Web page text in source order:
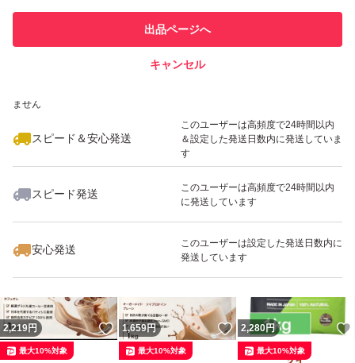
での取引実績があります
ません
スピード＆安心発送
このユーザーは高頻度で24時間以内
＆設定した発送日数内に発送していま
す
スピード発送
このユーザーは高頻度で24時間以内
に発送しています
安心発送
このユーザーは設定した発送日数内に
発送しています
出品ページへ
キャンセル
いいね！
1,680
2,219円 いいね！
1,659円 いいね！
2,280円
最大10%対象 最大10%対象 最大10%対象